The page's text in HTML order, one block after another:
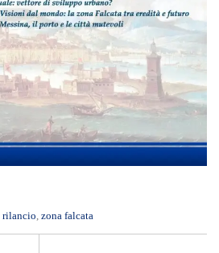
rilancio, zona falcata